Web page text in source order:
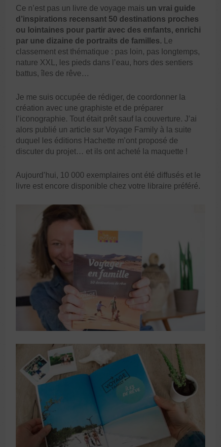
Ce n’est pas un livre de voyage mais un vrai guide
d’inspirations recensant 50 destinations proches
ou lointaines pour partir avec des enfants, enrichi
par une dizaine de portraits de familles. Le
classement est thématique : pas loin, pas longtemps,
nature XXL, les pieds dans l’eau, hors des sentiers
battus, îles de rêve…
Je me suis occupée de rédiger, de coordonner la
création avec une graphiste et de préparer
l’iconographie. Tout était prêt sauf la couverture. J’ai
alors publié un article sur Voyage Family à la suite
duquel les éditions Hachette m’ont proposé de
discuter du projet… et ils ont acheté la maquette !
Aujourd’hui, 10 000 exemplaires ont été diffusés et le
livre est encore disponible chez votre libraire préféré.